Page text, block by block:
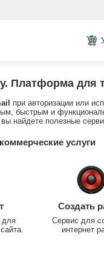
Платформа для
при авторизации или
быстрым и
найдете полезные
услуги
для
Создать
Сервис для
интернет